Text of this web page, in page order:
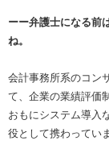
ーー弁護士になる前
ね。
会計事務所系のコン
て、企業の業績評価
おもにシステム導入
役として携わってい